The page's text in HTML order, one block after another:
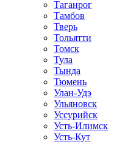
Таганрог
Тамбов
Тверь
Тольятти
Томск
Тула
Тында
Тюмень
Улан-Удэ
Ульяновск
Уссурийск
Усть-Илимск
Усть-Кут